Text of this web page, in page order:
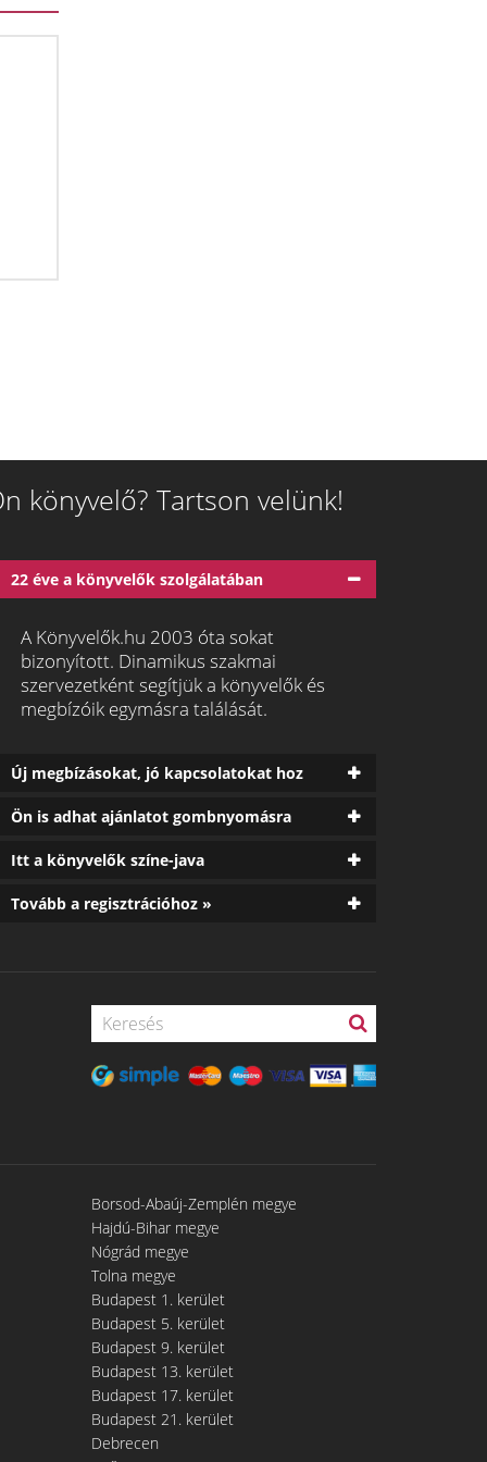
könyvelő? Tartson velünk!
22 éve a könyvelők szolgálatában
A Könyvelők.hu 2003 óta sokat
bizonyított. Dinamikus szakmai
szervezetként segítjük a könyvelők és
megbízóik egymásra találását.
Új megbízásokat, jó kapcsolatokat hoz
Ön is adhat ajánlatot gombnyomásra
Itt a könyvelők színe-java
Tovább a regisztrációhoz »
Borsod-Abaúj-Zemplén megye
Hajdú-Bihar megye
Nógrád megye
Tolna megye
Budapest 1. kerület
Budapest 5. kerület
Budapest 9. kerület
Budapest 13. kerület
Budapest 17. kerület
Budapest 21. kerület
Debrecen